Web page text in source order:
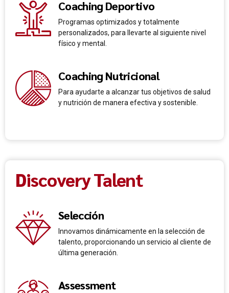
Coaching Deportivo
Programas optimizados y totalmente
personalizados, para llevarte al siguiente nivel
físico y mental.
Coaching Nutricional
Para ayudarte a alcanzar tus objetivos de salud
y nutrición de manera efectiva y sostenible.
Discovery Talent
Selección
Innovamos dinámicamente en la selección de
talento, proporcionando un servicio al cliente de
última generación.
Assessment